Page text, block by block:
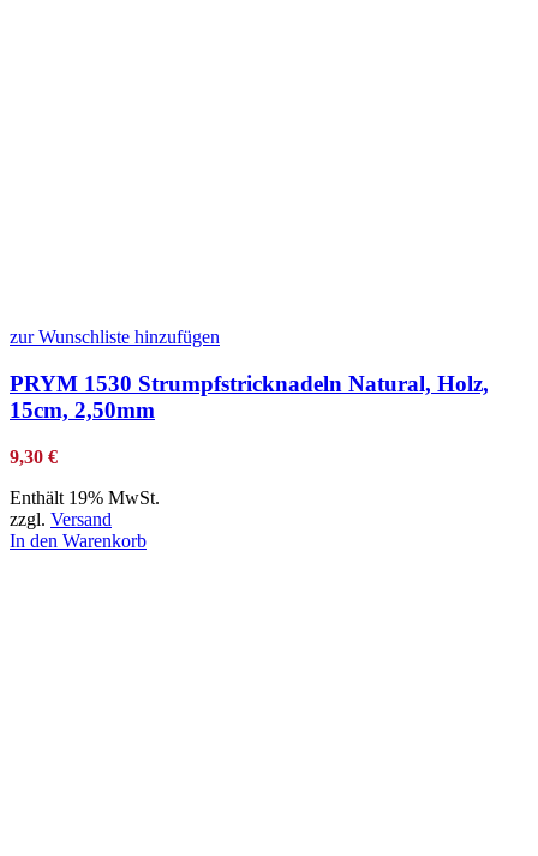
zur Wunschliste hinzufügen
PRYM 1530 Strumpfstricknadeln Natural, Holz,
15cm, 2,50mm
9,30 €
Enthält 19% MwSt.
zzgl. Versand
In den Warenkorb